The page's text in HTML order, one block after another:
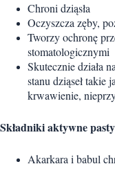
Chroni dziąsła
Oczyszcza zęby,
Tworzy ochronę
stomatologicznymi
Skutecznie działa
stanu dziąseł takie
krwawienie,
Składniki aktywne
Akarkara i babul